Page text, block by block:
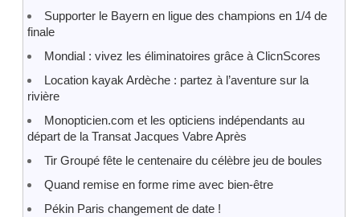
Supporter le Bayern en ligue des champions en 1/4 de
finale
Mondial : vivez les éliminatoires grâce à ClicnScores
Location kayak Ardèche : partez à l’aventure sur la
rivière
Monopticien.com et les opticiens indépendants au
départ de la Transat Jacques Vabre Après
Tir Groupé fête le centenaire du célèbre jeu de boules
Quand remise en forme rime avec bien-être
Pékin Paris changement de date !